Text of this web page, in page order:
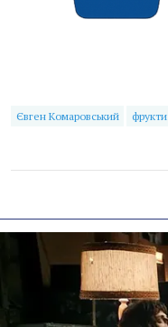
Євген Комаровський фрукти